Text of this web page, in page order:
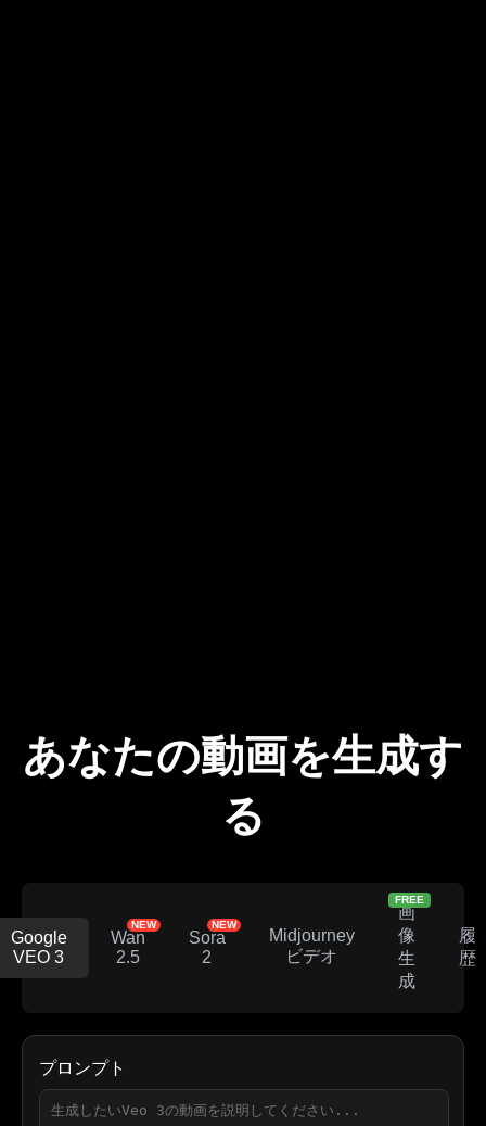
あなたの動画を生成す
る
Google
VEO 3
Wan
2.5
NEW
Sora
2
NEW
Midjourney
ビデオ
画
像
生
成
FREE
履
歴
プロンプト